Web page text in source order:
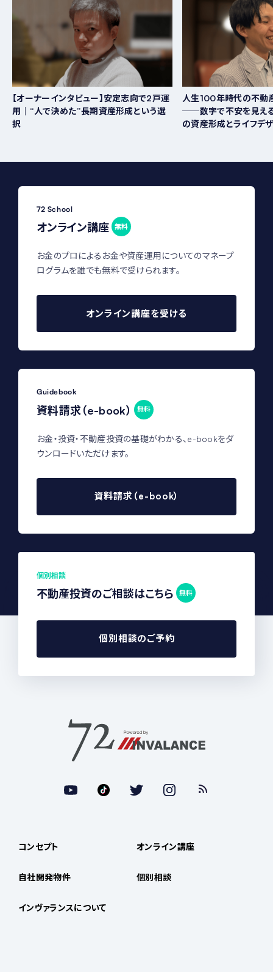
【オーナーインタビュー】安定志向で2戸運
用｜“人で決めた”長期資産形成という選
択
人生100年時代の不動
──数字で不安を見え
の資産形成とライフデ
72 School
オンライン講座 無料
お金のプロによるお金や資産運用についてのマネープ
ログラムを誰でも無料で受けられます。
オンライン講座を受ける
Guidebook
資料請求（e-book） 無料
お金・投資・不動産投資の基礎がわかる、e-bookをダ
ウンロードいただけます。
資料請求（e-book）
個別相談
不動産投資のご相談はこちら 無料
個別相談のご予約
コンセプト
自社開発物件
インヴァランスについて
オンライン講座
個別相談